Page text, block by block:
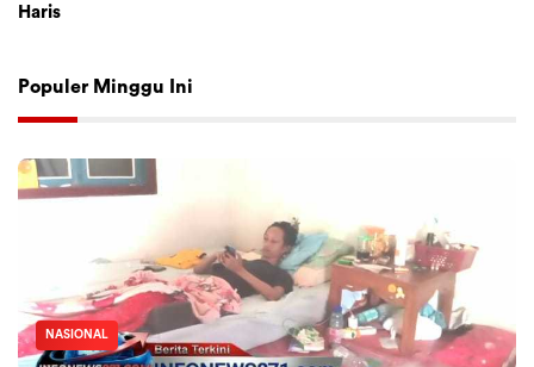
Haris
Populer Minggu Ini
NASIONAL